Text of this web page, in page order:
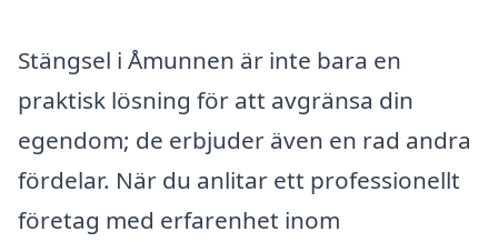
Stängsel i Åmunnen är inte bara en
praktisk lösning för att avgränsa din
egendom; de erbjuder även en rad andra
fördelar. När du anlitar ett professionellt
företag med erfarenhet inom